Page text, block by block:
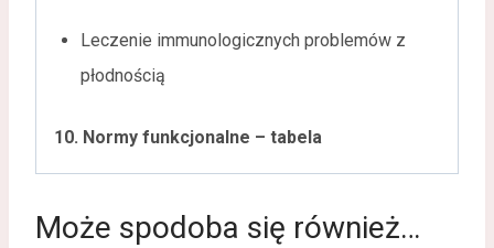
Leczenie immunologicznych problemów z
płodnością
10. Normy funkcjonalne – tabela
Może spodoba się również…